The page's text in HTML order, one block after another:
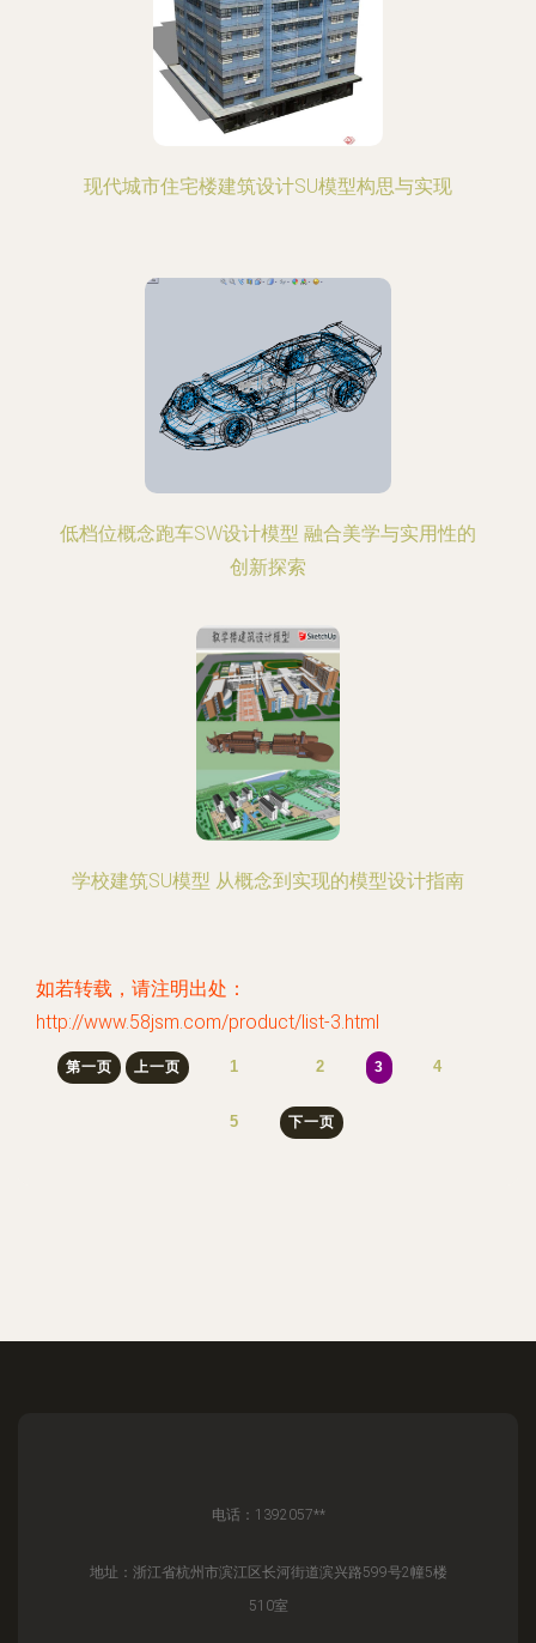
现代城市住宅楼建筑设计SU模型构思与实现
低档位概念跑车SW设计模型 融合美学与实用性的
创新探索
学校建筑SU模型 从概念到实现的模型设计指南
如若转载，请注明出处：
http://www.58jsm.com/product/list-3.html
第一页 上一页 1 2 3 4
5 下一页
电话：1392057**
地址：浙江省杭州市滨江区长河街道滨兴路599号2幢5楼
510室